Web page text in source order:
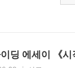
딩 에세이 《